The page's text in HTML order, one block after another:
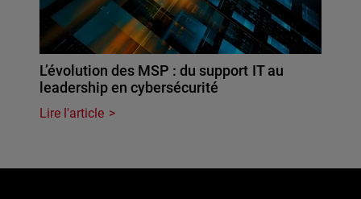
L’évolution des MSP : du support IT au
leadership en cybersécurité
Lire l'article